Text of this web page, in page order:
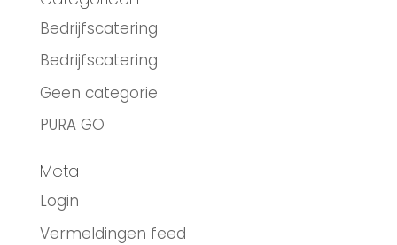
Bedrijfscatering
Bedrijfscatering
Geen categorie
PURA GO
Meta
Login
Vermeldingen feed